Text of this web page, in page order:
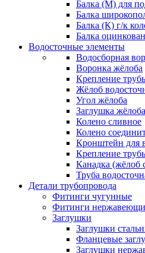
Балка (М) для
Балка
Балка (К) г/к
Балка
Водосточные элементы
Водосборная
Воронка жёлоба
Крепление
Жёлоб
Угол жёлоба
Заглушка жёлоба
Колено сливное
Колено
Кронштейн для
Крепление
Канадка (жёлоб
Труба
Детали трубопровода
Фитинги чугунные
Фитинги
Заглушки
Заглушки
Фланцевые
Заглушки